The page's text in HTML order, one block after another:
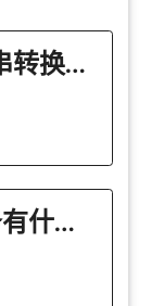
LeetCode中如何将字符串转换成小写形式
Elasticsearch不支持事务有什么好的弥补方案